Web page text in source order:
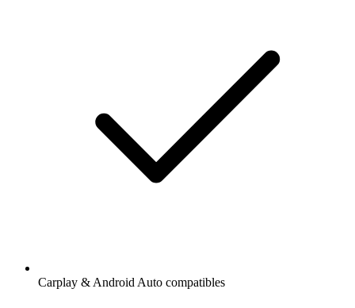
Carplay & Android Auto compatibles